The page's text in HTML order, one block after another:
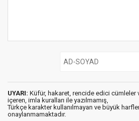
UYARI: Küfür, hakaret, rencide edici cümleler
içeren, imla kuralları ile yazılmamış,
Türkçe karakter kullanılmayan ve büyük
onaylanmamaktadır.